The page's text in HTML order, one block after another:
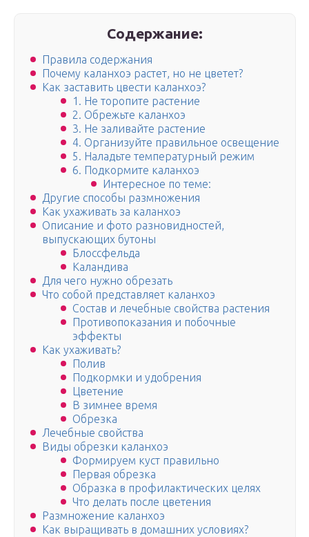
Содержание:
Правила содержания
Почему каланхоэ растет, но не цветет?
Как заставить цвести каланхоэ?
1. Не торопите растение
2. Обрежьте каланхоэ
3. Не заливайте растение
4. Организуйте правильное освещение
5. Наладьте температурный режим
6. Подкормите каланхоэ
Интересное по теме:
Другие способы размножения
Как ухаживать за каланхоэ
Описание и фото разновидностей,
выпускающих бутоны
Блоссфельда
Каландива
Для чего нужно обрезать
Что собой представляет каланхоэ
Состав и лечебные свойства растения
Противопоказания и побочные
эффекты
Как ухаживать?
Полив
Подкормки и удобрения
Цветение
В зимнее время
Обрезка
Лечебные свойства
Виды обрезки каланхоэ
Формируем куст правильно
Первая обрезка
Образка в профилактических целях
Что делать после цветения
Размножение каланхоэ
Как выращивать в домашних условиях?